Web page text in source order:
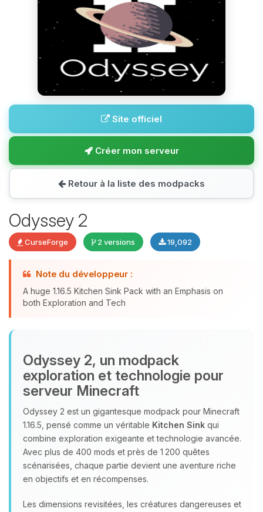
Site officiel
Créer mon serveur
Retour à la liste des modpacks
Odyssey 2
CurseForge 2 versions 19,092
Note du développeur :
A huge 1.16.5 Kitchen Sink Pack with an Emphasis on
both Exploration and Tech
Odyssey 2, un modpack
exploration et technologie pour
serveur Minecraft
Odyssey 2 est un gigantesque modpack pour Minecraft
1.16.5, pensé comme un véritable Kitchen Sink qui
combine exploration exigeante et technologie avancée.
Avec plus de 400 mods et près de 1 200 quêtes
scénarisées, chaque partie devient une aventure riche
en objectifs et en récompenses.
Les dimensions revisitées, les créatures dangereuses et
parler ! Moi c’est Choupy, ton petit
assistant BoxToPlay. Dis-moi ce dont